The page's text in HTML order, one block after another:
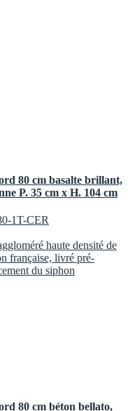
80 cm basalte brillant,
P. 35 cm x H. 104 cm
1T-CER
haute densité de
française, livré pré-
du siphon
80 cm béton bellato,